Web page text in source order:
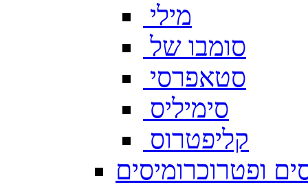
מילי
סומבו של
סטאפרסי
סימיליס
קליפטרוס
ופטרוכרומיסים